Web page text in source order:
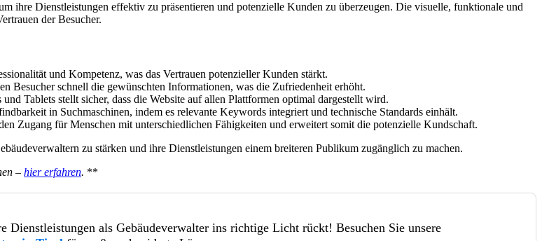
ihre Dienstleistungen effektiv zu präsentieren und potenzielle Kunden zu überzeugen. Die visuelle, funktionale und
der Besucher.
und Kompetenz, was das Vertrauen potenzieller Kunden stärkt.
Besucher schnell die gewünschten Informationen, was die Zufriedenheit erhöht.
Tablets stellt sicher, dass die Website auf allen Plattformen optimal dargestellt wird.
in Suchmaschinen, indem es relevante Keywords integriert und technische Standards einhält.
Zugang für Menschen mit unterschiedlichen Fähigkeiten und erweitert somit die potenzielle Kundschaft.
zu stärken und ihre Dienstleistungen einem breiteren Publikum zugänglich zu machen.
– hier erfahren. **
Dienstleistungen als Gebäudeverwalter ins richtige Licht rückt! Besuchen Sie unsere